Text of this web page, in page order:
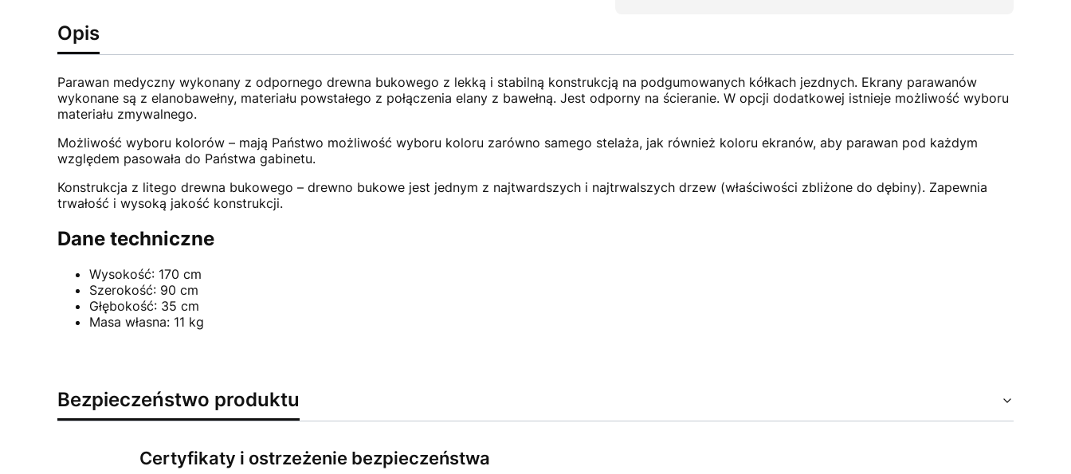
Opis
Parawan medyczny wykonany z odpornego drewna bukowego z lekką i stabilną konstrukcją na podgumowanych kółkach jezdnych. Ekrany parawanów
wykonane są z elanobawełny, materiału powstałego z połączenia elany z bawełną. Jest odporny na ścieranie. W opcji dodatkowej istnieje możliwość wyboru
materiału zmywalnego.
Możliwość wyboru kolorów – mają Państwo możliwość wyboru koloru zarówno samego stelaża, jak również koloru ekranów, aby parawan pod każdym
względem pasowała do Państwa gabinetu.
Konstrukcja z litego drewna bukowego – drewno bukowe jest jednym z najtwardszych i najtrwalszych drzew (właściwości zbliżone do dębiny). Zapewnia
trwałość i wysoką jakość konstrukcji.
Dane techniczne
Wysokość: 170 cm
Szerokość: 90 cm
Głębokość: 35 cm
Masa własna: 11 kg
Bezpieczeństwo produktu
Certyfikaty i ostrzeżenie bezpieczeństwa